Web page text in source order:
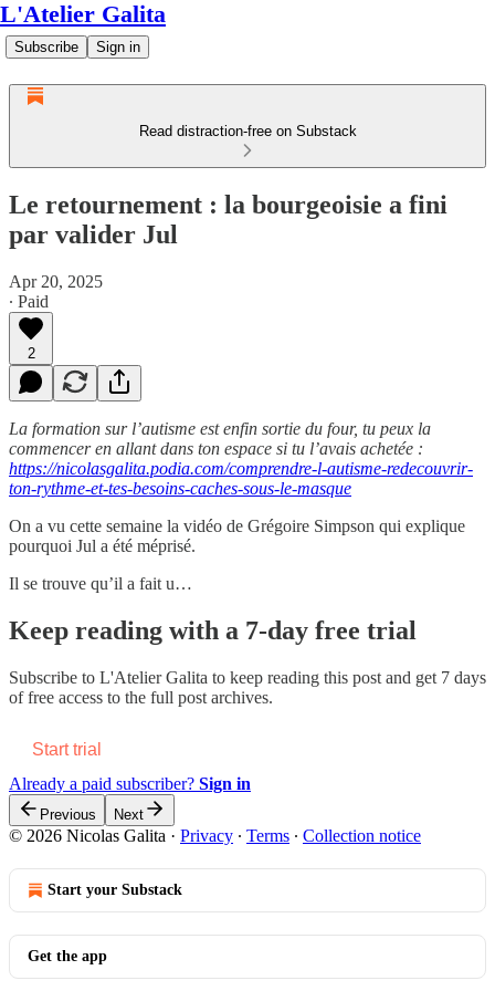
L'Atelier Galita
Subscribe Sign in
Read distraction-free on Substack
Le retournement : la bourgeoisie a fini
par valider Jul
Apr 20, 2025
∙ Paid
2
La formation sur l’autisme est enfin sortie du four, tu peux la
commencer en allant dans ton espace si tu l’avais achetée :
https://nicolasgalita.podia.com/comprendre-l-autisme-redecouvrir-
ton-rythme-et-tes-besoins-caches-sous-le-masque
On a vu cette semaine la vidéo de Grégoire Simpson qui explique
pourquoi Jul a été méprisé.
Il se trouve qu’il a fait u…
Keep reading with a 7-day free trial
Subscribe to L'Atelier Galita to keep reading this post and get 7 days
of free access to the full post archives.
Start trial
Already a paid subscriber? Sign in
Previous Next
© 2026 Nicolas Galita · Privacy ∙ Terms ∙ Collection notice
Start your Substack
Get the app